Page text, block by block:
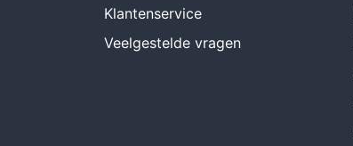
Klantenservice
Veelgestelde vragen